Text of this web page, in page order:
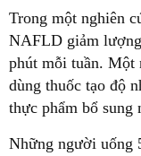
Trong một nghiên
NAFLD giảm
phút mỗi tuần. Một
dùng thuốc tạo độ
thực phẩm bổ sung
Những người uống